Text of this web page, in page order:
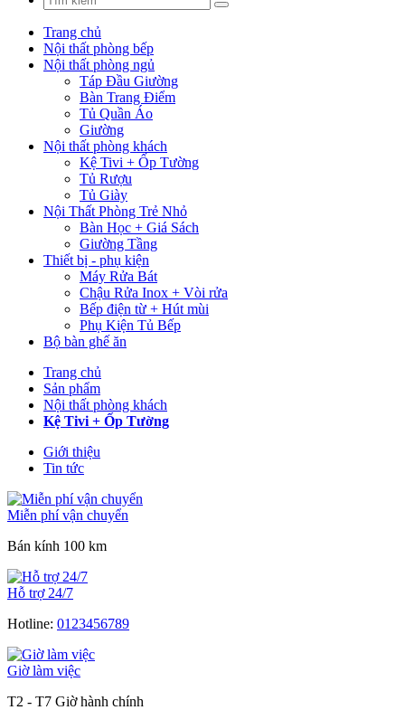
Trang chủ
Nội thất phòng bếp
Nội thất phòng ngủ
Táp Đầu Giường
Bàn Trang Điểm
Tủ Quần Áo
Giường
Nội thất phòng khách
Kệ Tivi + Ốp Tường
Tủ Rượu
Tủ Giày
Nội Thất Phòng Trẻ Nhỏ
Bàn Học + Giá Sách
Giường Tầng
Thiết bị - phụ kiện
Máy Rửa Bát
Chậu Rửa Inox + Vòi rửa
Bếp điện từ + Hút mùi
Phụ Kiện Tủ Bếp
Bộ bàn ghế ăn
Trang chủ
Sản phẩm
Nội thất phòng khách
Kệ Tivi + Ốp Tường
Giới thiệu
Tin tức
Miễn phí vận chuyển
Bán kính 100 km
Hỗ trợ 24/7
Hotline: 0123456789
Giờ làm việc
T2 - T7 Giờ hành chính